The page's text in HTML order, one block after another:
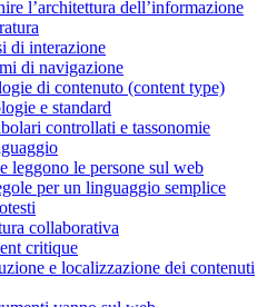
l’architettura dell’informazione
di interazione
di navigazione
di contenuto (content type)
e standard
controllati e tassonomie
leggono le persone sul web
per un linguaggio semplice
collaborativa
critique
e localizzazione dei contenuti